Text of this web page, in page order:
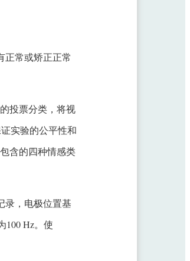
正常或矫正正常
投票分类，将视
实验的公平性和
含的四种情感类
录，电极位置基
100 Hz。使